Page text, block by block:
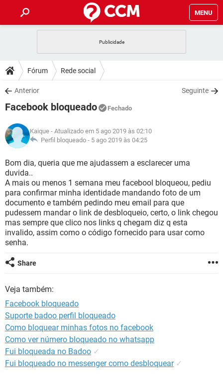
MENU
CELULAR
OUTLOOK
INSTAGRAM GMAIL
GUIA DE COMPRAS
DICAS
JOGOS
INSTAGRAM GMAIL
GUIA DE COMPRAS
DOWNLOADS
JOGOS WHATSAPP
CELULAR
OUTLOOK EXCEL
INSTAGRAM
GUIA DE COMPRAS
JOGOS WHATSAPP
CELULAR
OUTLOOK EXCEL
INSTAGRAM GMAIL
GUIA DE COMPRAS
GLOSSÁRIO
JOGOS WHATSAPP
CELULAR
OUTLOOK EXCEL
INSTAGRAM GMAIL
GUIA DE COMPRAS
Fórum Rede social
Anterior Seguinte
Facebook bloqueado Fechado
Kaique - Atualizado em 5 ago 2019 às 02:10
Perfil bloqueado - 5 ago 2019 às 04:25
Bom dia, queria que me ajudassem a esclarecer uma
duvida..
A mais ou menos 1 semana meu facebool bloqueou, pediu
para confirmar minha identidade mandando foto de um
documento e também pedindo meu email para que
pudessem mandar o link de desbloqueio, certo, o link chegou
mas sempre que clico nos links q chegam diz q esta
invalido, assim como o código fornecido para usar como
senha.
Share
Veja também:
Facebook bloqueado
Suporte badoo perfil bloqueado
Como bloquear minhas fotos no facebook
Como ver número bloqueado no whatsapp
Fui bloqueada no Badoo ✓
Fui bloqueado no messenger como desbloquear ✓